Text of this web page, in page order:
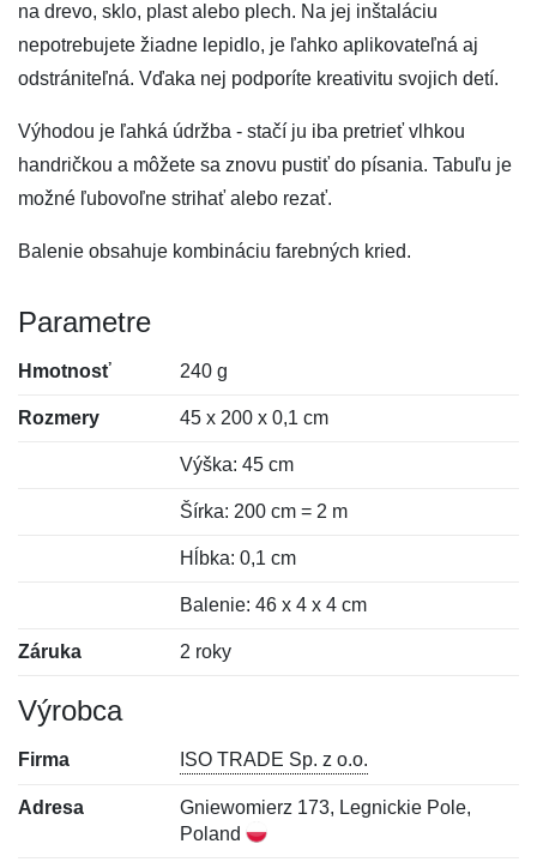
na drevo, sklo, plast alebo plech. Na jej inštaláciu
nepotrebujete žiadne lepidlo, je ľahko aplikovateľná aj
odstrániteľná. Vďaka nej podporíte kreativitu svojich detí.
Výhodou je ľahká údržba - stačí ju iba pretrieť vlhkou
handričkou a môžete sa znovu pustiť do písania. Tabuľu je
možné ľubovoľne strihať alebo rezať.
Balenie obsahuje kombináciu farebných kried.
Parametre
Hmotnosť 240 g
Rozmery 45 x 200 x 0,1 cm
Výška: 45 cm
Šírka: 200 cm = 2 m
Hĺbka: 0,1 cm
Balenie: 46 x 4 x 4 cm
Záruka 2 roky
Výrobca
Firma ISO TRADE Sp. z o.o.
Adresa
Gniewomierz 173, Legnickie Pole,
Poland